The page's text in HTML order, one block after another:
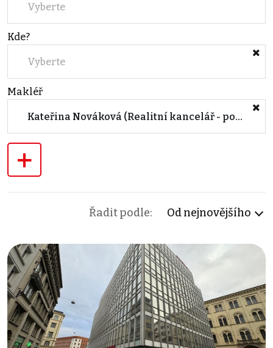
Vyberte
Kde?
Vyberte
Makléř
Kateřina Nováková (Realitní kancelář - pobočka BRNO, Lidická)
+
Řadit podle: Od nejnovějšího